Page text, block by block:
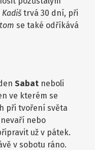
Kadištrvá 30 dní, při
se také odříkává
Sabat neboli
ve kterém se
při tvoření světa
nebo
už v pátek.
v sobotu ráno.